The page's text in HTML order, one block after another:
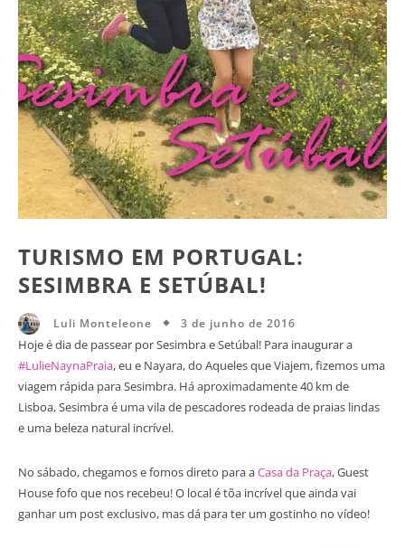
TURISMO EM PORTUGAL:
SESIMBRA E SETÚBAL!
Luli Monteleone 3 de junho de 2016
Hoje é dia de passear por Sesimbra e Setúbal! Para inaugurar a
#LulieNaynaPraia, eu e Nayara, do Aqueles que Viajem, fizemos uma
viagem rápida para Sesimbra. Há aproximadamente 40 km de
Lisboa, Sesimbra é uma vila de pescadores rodeada de praias lindas
e uma beleza natural incrível.
No sábado, chegamos e fomos direto para aCasa da Praça, Guest
House fofo que nos recebeu! O local é tõa incrível que ainda vai
ganhar um post exclusivo, mas dá para ter um gostinho no vídeo!